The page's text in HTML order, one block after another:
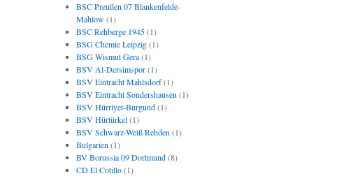
BSC Preußen 07 Blankenfelde-
Mahlow(1)
BSC Rehberge 1945(1)
BSG Chemie Leipzig(1)
BSG Wismut Gera(1)
BSV Al-Dersimspor(1)
BSV Eintracht Mahlsdorf(1)
BSV Eintracht Sondershausen (1)
BSV Hürriyet-Burgund(1)
BSV Hürtürkel(1)
BSV Schwarz-Weiß Rehden (1)
Bulgarien (1)
BV Borussia 09 Dortmund(8)
CD El Cotillo(1)